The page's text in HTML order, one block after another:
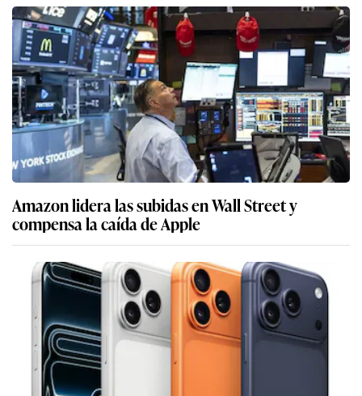
Amazon lidera las subidas en Wall Street y
compensa la caída de Apple